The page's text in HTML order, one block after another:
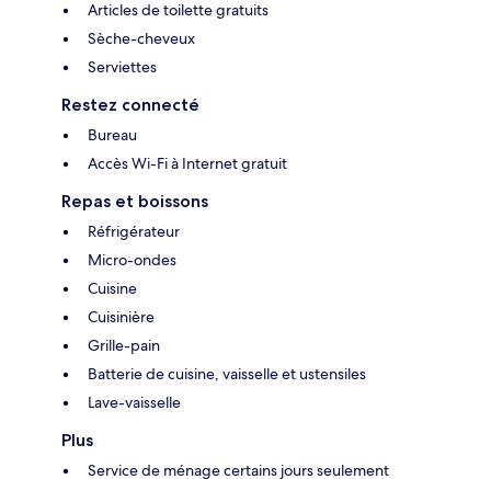
Articles de toilette gratuits
Sèche-cheveux
Serviettes
Restez connecté
Bureau
Accès Wi-Fi à Internet gratuit
Repas et boissons
Réfrigérateur
Micro-ondes
Cuisine
Cuisinière
Grille-pain
Batterie de cuisine, vaisselle et ustensiles
Lave-vaisselle
Plus
Service de ménage certains jours seulement